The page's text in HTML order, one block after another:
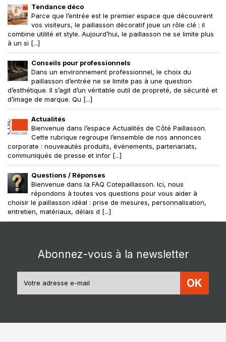
Tendance déco
Parce que l’entrée est le premier espace que découvrent
vos visiteurs, le paillasson décoratif joue un rôle clé : il
combine utilité et style. Aujourd’hui, le paillasson ne se limite plus
à un si [...]
Conseils pour professionnels
Dans un environnement professionnel, le choix du
paillasson d’entrée ne se limite pas à une question
d’esthétique. Il s’agit d’un véritable outil de propreté, de sécurité et
d’image de marque. Qu [...]
Actualités
Bienvenue dans l’espace Actualités de Côté Paillasson.
Cette rubrique regroupe l’ensemble de nos annonces
corporate : nouveautés produits, événements, partenariats,
communiqués de presse et infor [...]
Questions / Réponses
Bienvenue dans la FAQ Cotepaillasson. Ici, nous
répondons à toutes vos questions pour vous aider à
choisir le paillasson idéal : prise de mesures, personnalisation,
entretien, matériaux, délais d [...]
Abonnez-vous à la newsletter
OK